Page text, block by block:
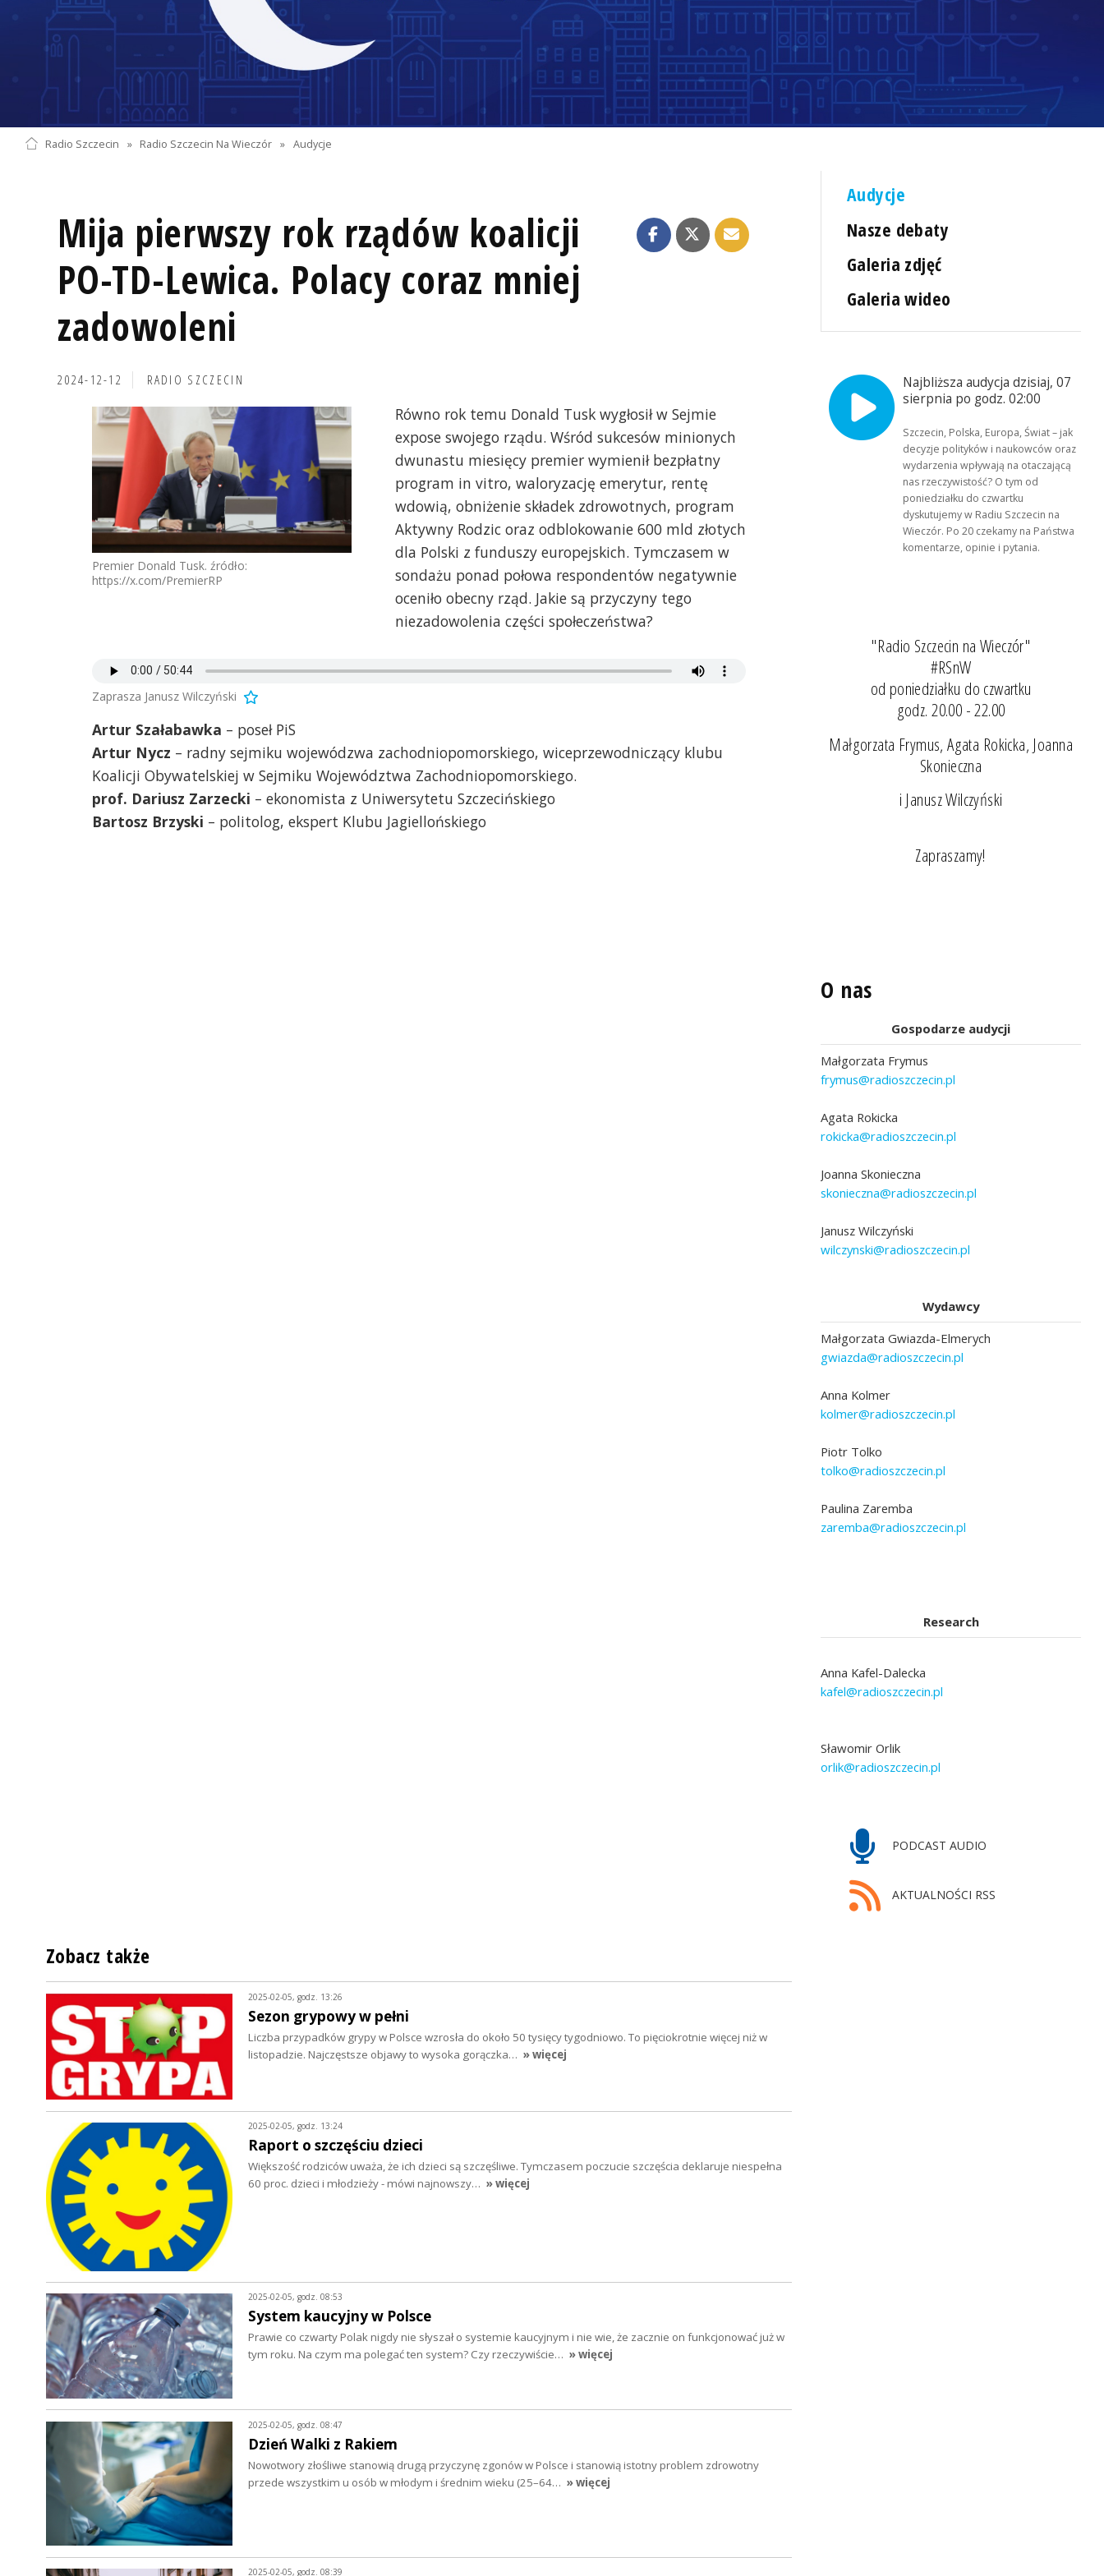
Radio Szczecin » Radio Szczecin Na Wieczór » Audycje
Mija pierwszy rok rządów koalicji
PO-TD-Lewica. Polacy coraz mniej
zadowoleni
2024-12-12 RADIO SZCZECIN
Premier Donald Tusk. źródło:
https://x.com/PremierRP
Równo rok temu Donald Tusk wygłosił w Sejmie
expose swojego rządu. Wśród sukcesów minionych
dwunastu miesięcy premier wymienił bezpłatny
program in vitro, waloryzację emerytur, rentę
wdowią, obniżenie składek zdrowotnych, program
Aktywny Rodzic oraz odblokowanie 600 mld złotych
dla Polski z funduszy europejskich. Tymczasem w
sondażu ponad połowa respondentów negatywnie
oceniło obecny rząd. Jakie są przyczyny tego
niezadowolenia części społeczeństwa?
Zaprasza Janusz Wilczyński
Artur Szałabawka – poseł PiS
Artur Nycz – radny sejmiku wojewódzwa zachodniopomorskiego, wiceprzewodniczący klubu
Koalicji Obywatelskiej w Sejmiku Województwa Zachodniopomorskiego.
prof. Dariusz Zarzecki – ekonomista z Uniwersytetu Szczecińskiego
Bartosz Brzyski – politolog, ekspert Klubu Jagiellońskiego
Audycje
Nasze debaty
Galeria zdjęć
Galeria wideo
Najbliższa audycja dzisiaj, 07
sierpnia po godz. 02:00
Szczecin, Polska, Europa, Świat – jak
decyzje polityków i naukowców oraz
wydarzenia wpływają na otaczającą
nas rzeczywistość? O tym od
poniedziałku do czwartku
dyskutujemy w Radiu Szczecin na
Wieczór. Po 20 czekamy na Państwa
komentarze, opinie i pytania.
"Radio Szczecin na Wieczór"
#RSnW
od poniedziałku do czwartku
godz. 20.00 - 22.00
Małgorzata Frymus, Agata Rokicka, Joanna
Skonieczna
i Janusz Wilczyński
Zapraszamy!
O nas
Gospodarze audycji
Małgorzata Frymus
frymus@radioszczecin.pl
Agata Rokicka
rokicka@radioszczecin.pl
Joanna Skonieczna
skonieczna@radioszczecin.pl
Janusz Wilczyński
wilczynski@radioszczecin.pl
Wydawcy
Małgorzata Gwiazda-Elmerych
gwiazda@radioszczecin.pl
Anna Kolmer
kolmer@radioszczecin.pl
Piotr Tolko
tolko@radioszczecin.pl
Paulina Zaremba
zaremba@radioszczecin.pl
Research
Anna Kafel-Dalecka
kafel@radioszczecin.pl
Sławomir Orlik
orlik@radioszczecin.pl
PODCAST AUDIO
AKTUALNOŚCI RSS
Zobacz także
2025-02-05, godz. 13:26
Sezon grypowy w pełni
Liczba przypadków grypy w Polsce wzrosła do około 50 tysięcy tygodniowo. To pięciokrotnie więcej niż w
listopadzie. Najczęstsze objawy to wysoka gorączka… » więcej
2025-02-05, godz. 13:24
Raport o szczęściu dzieci
Większość rodziców uważa, że ich dzieci są szczęśliwe. Tymczasem poczucie szczęścia deklaruje niespełna
60 proc. dzieci i młodzieży - mówi najnowszy… » więcej
2025-02-05, godz. 08:53
System kaucyjny w Polsce
Prawie co czwarty Polak nigdy nie słyszał o systemie kaucyjnym i nie wie, że zacznie on funkcjonować już w
tym roku. Na czym ma polegać ten system? Czy rzeczywiście… » więcej
2025-02-05, godz. 08:47
Dzień Walki z Rakiem
Nowotwory złośliwe stanowią drugą przyczynę zgonów w Polsce i stanowią istotny problem zdrowotny
przede wszystkim u osób w młodym i średnim wieku (25–64… » więcej
2025-02-05, godz. 08:39